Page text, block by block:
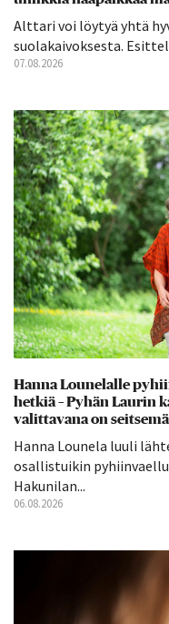
Alttari voi löytyä yhtä
suolakaivoksesta.
07.08.2026
Hanna Lounelalle
hetkiä – Pyhän
valittavana on
Hanna Lounela luuli
osallistuikin
Hakunilan...
06.08.2026